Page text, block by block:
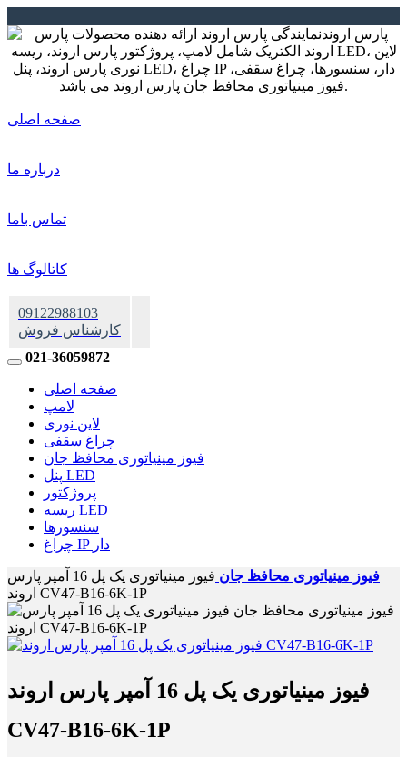
صفحه اصلی
درباره ما
تماس باما
کاتالوگ ها
09122988103
کارشناس فروش
021-36059872
صفحه اصلی
لامپ
لاین نوری
چراغ سقفی
فیوز مینیاتوری محافظ جان
پنل LED
پروژکتور
ریسه LED
سنسورها
چراغ IP دار
فیوز مینیاتوری محافظ جان
فیوز مینیاتوری یک پل 16 آمپر پارس
اروند CV47-B16-6K-1P
فیوز مینیاتوری یک پل 16 آمپر پارس اروند
CV47-B16-6K-1P